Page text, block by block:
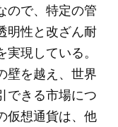
ので、特定の管
明性と改ざん耐
現している。
壁を越え、世界
できる市場につ
仮想通貨は、他